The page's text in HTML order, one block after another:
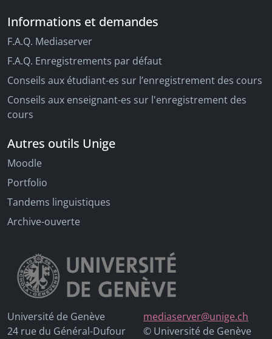
Informations et demandes
F.A.Q. Mediaserver
F.A.Q. Enregistrements par défaut
Conseils aux étudiant-es sur l’enregistrement des cours
Conseils aux enseignant-es sur l'enregistrement des
cours
Autres outils Unige
Moodle
Portfolio
Tandems linguistiques
Archive-ouverte
Université de Genève
24 rue du Général-Dufour
mediaserver@unige.ch
© Université de Genève